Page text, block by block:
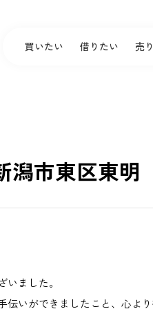
買いたい 借りたい 売
潟市東区東
ました。
いができましたこと、心より